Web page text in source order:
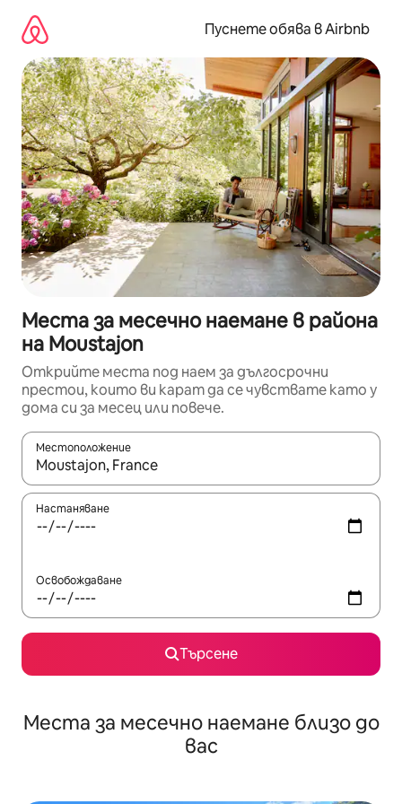
съдържанието
Пуснете обява в Airbnb
Места за месечно наемане в района
на Moustajon
Открийте места под наем за дългосрочни
престои, които ви карат да се чувствате като у
дома си за месец или повече.
Местоположение
Когато резултатите се покажат, използвайте
Настаняване
Освобождаване
Търсене
Места за месечно наемане близо до
вас